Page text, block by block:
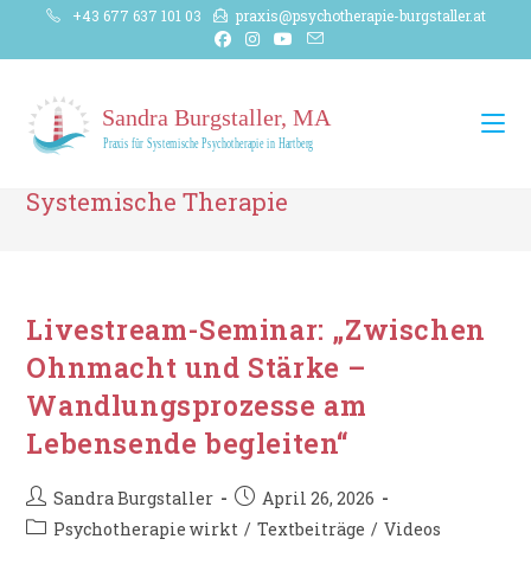
+43 677 637 101 03 praxis@psychotherapie-burgstaller.at
Systemische Therapie
Livestream-Seminar: „Zwischen
Ohnmacht und Stärke –
Wandlungsprozesse am
Lebensende begleiten“
Beitrags-
Autor:
Sandra Burgstaller
Beitrag
veröffentlicht:
April 26, 2026
Beitrags-
Psychotherapie wirkt / Textbeiträge / Videos